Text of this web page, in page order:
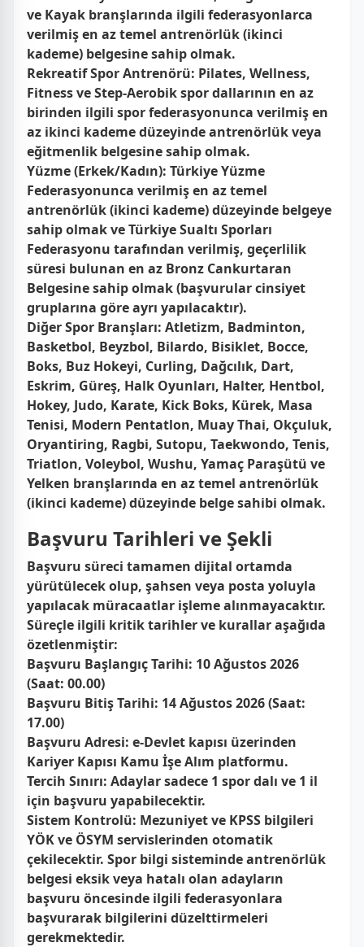
ve Kayak branşlarında ilgili federasyonlarca
verilmiş en az temel antrenörlük (ikinci
kademe) belgesine sahip olmak.
Rekreatif Spor Antrenörü: Pilates, Wellness,
Fitness ve Step-Aerobik spor dallarının en az
birinden ilgili spor federasyonunca verilmiş en
az ikinci kademe düzeyinde antrenörlük veya
eğitmenlik belgesine sahip olmak.
Yüzme (Erkek/Kadın): Türkiye Yüzme
Federasyonunca verilmiş en az temel
antrenörlük (ikinci kademe) düzeyinde belgeye
sahip olmak ve Türkiye Sualtı Sporları
Federasyonu tarafından verilmiş, geçerlilik
süresi bulunan en az Bronz Cankurtaran
Belgesine sahip olmak (başvurular cinsiyet
gruplarına göre ayrı yapılacaktır).
Diğer Spor Branşları: Atletizm, Badminton,
Basketbol, Beyzbol, Bilardo, Bisiklet, Bocce,
Boks, Buz Hokeyi, Curling, Dağcılık, Dart,
Eskrim, Güreş, Halk Oyunları, Halter, Hentbol,
Hokey, Judo, Karate, Kick Boks, Kürek, Masa
Tenisi, Modern Pentatlon, Muay Thai, Okçuluk,
Oryantiring, Ragbi, Sutopu, Taekwondo, Tenis,
Triatlon, Voleybol, Wushu, Yamaç Paraşütü ve
Yelken branşlarında en az temel antrenörlük
(ikinci kademe) düzeyinde belge sahibi olmak.
Başvuru Tarihleri ve Şekli
Başvuru süreci tamamen dijital ortamda
yürütülecek olup, şahsen veya posta yoluyla
yapılacak müracaatlar işleme alınmayacaktır.
Süreçle ilgili kritik tarihler ve kurallar aşağıda
özetlenmiştir:
Başvuru Başlangıç Tarihi: 10 Ağustos 2026
(Saat: 00.00)
Başvuru Bitiş Tarihi: 14 Ağustos 2026 (Saat:
17.00)
Başvuru Adresi: e-Devlet kapısı üzerinden
Kariyer Kapısı Kamu İşe Alım platformu.
Tercih Sınırı: Adaylar sadece 1 spor dalı ve 1 il
için başvuru yapabilecektir.
Sistem Kontrolü: Mezuniyet ve KPSS bilgileri
YÖK ve ÖSYM servislerinden otomatik
çekilecektir. Spor bilgi sisteminde antrenörlük
belgesi eksik veya hatalı olan adayların
başvuru öncesinde ilgili federasyonlara
başvurarak bilgilerini düzelttirmeleri
gerekmektedir.